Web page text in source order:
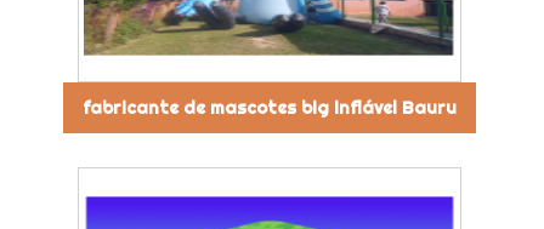
fabricante de mascotes big inflável Bauru